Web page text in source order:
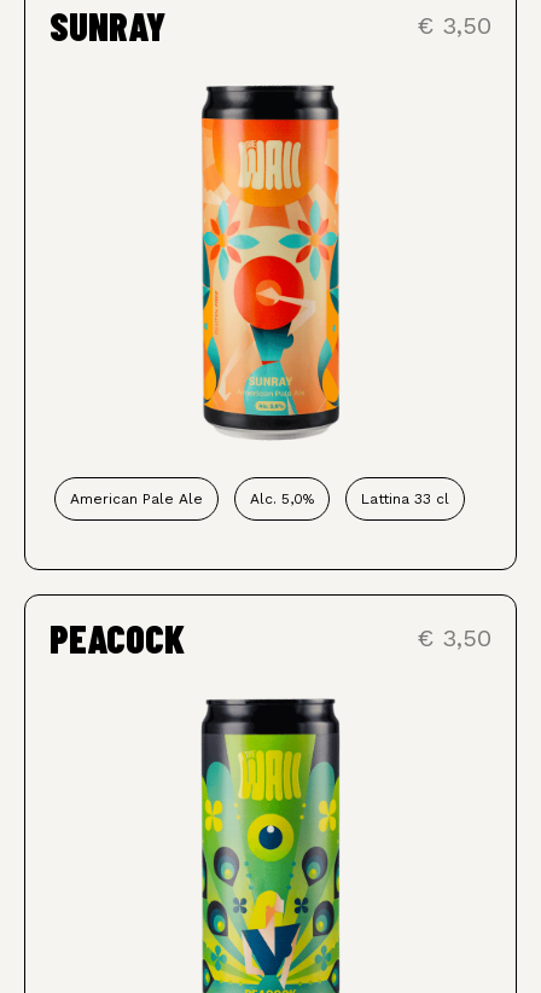
SUNRAY € 3,50
American Pale Ale Alc. 5,0% Lattina 33 cl
PEACOCK € 3,50